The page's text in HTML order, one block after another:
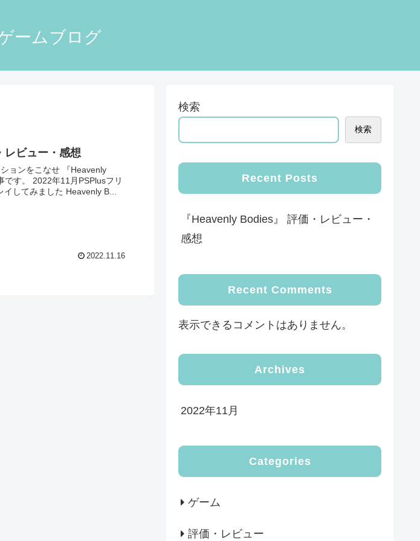
ームブログ
レビュー・感想
なせ 『Heavenly
フリ
ープレイの対象になっていたのでプレイしてみました Heavenly B...
2022.11.16
検索
検索
Recent Posts
『Heavenly Bodies』 評価・レビュー・
感想
Recent Comments
表示できるコメントはありません。
Archives
2022年11月
Categories
ゲーム
評価・レビュー